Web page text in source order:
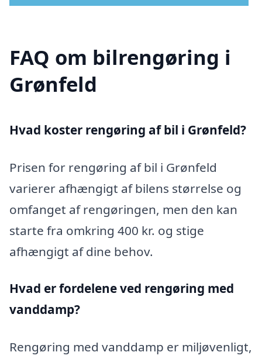
FAQ om bilrengøring i
Grønfeld
Hvad koster rengøring af bil i Grønfeld?
Prisen for rengøring af bil i Grønfeld
varierer afhængigt af bilens størrelse og
omfanget af rengøringen, men den kan
starte fra omkring 400 kr. og stige
afhængigt af dine behov.
Hvad er fordelene ved rengøring med
vanddamp?
Rengøring med vanddamp er miljøvenligt,